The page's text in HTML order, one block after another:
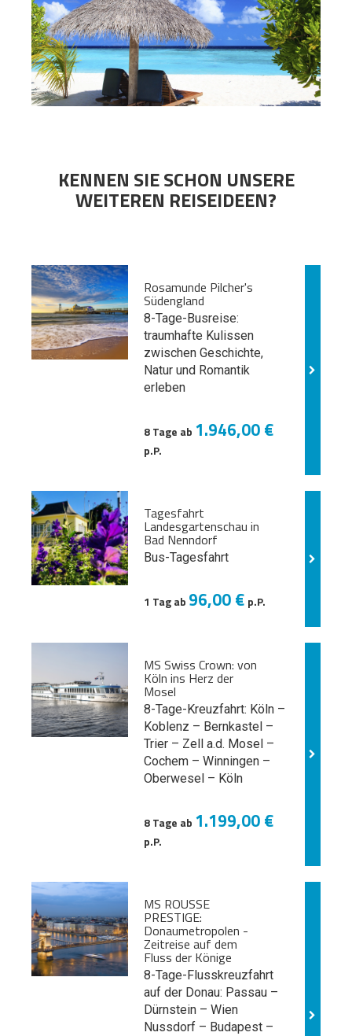
KENNEN SIE SCHON UNSERE
WEITEREN REISEIDEEN?
Rosamunde Pilcher's
Südengland
8-Tage-Busreise:
traumhafte Kulissen
zwischen Geschichte,
Natur und Romantik
erleben
8 Tage ab 1.946,00 €
p.P.
Tagesfahrt
Landesgartenschau in
Bad Nenndorf
Bus-Tagesfahrt
1 Tag ab 96,00 € p.P.
MS Swiss Crown: von
Köln ins Herz der
Mosel
8-Tage-Kreuzfahrt: Köln –
Koblenz – Bernkastel –
Trier – Zell a.d. Mosel –
Cochem – Winningen –
Oberwesel – Köln
8 Tage ab 1.199,00 €
p.P.
MS ROUSSE
PRESTIGE:
Donaumetropolen -
Zeitreise auf dem
Fluss der Könige
8-Tage-Flusskreuzfahrt
auf der Donau: Passau –
Dürnstein – Wien
Nussdorf – Budapest –